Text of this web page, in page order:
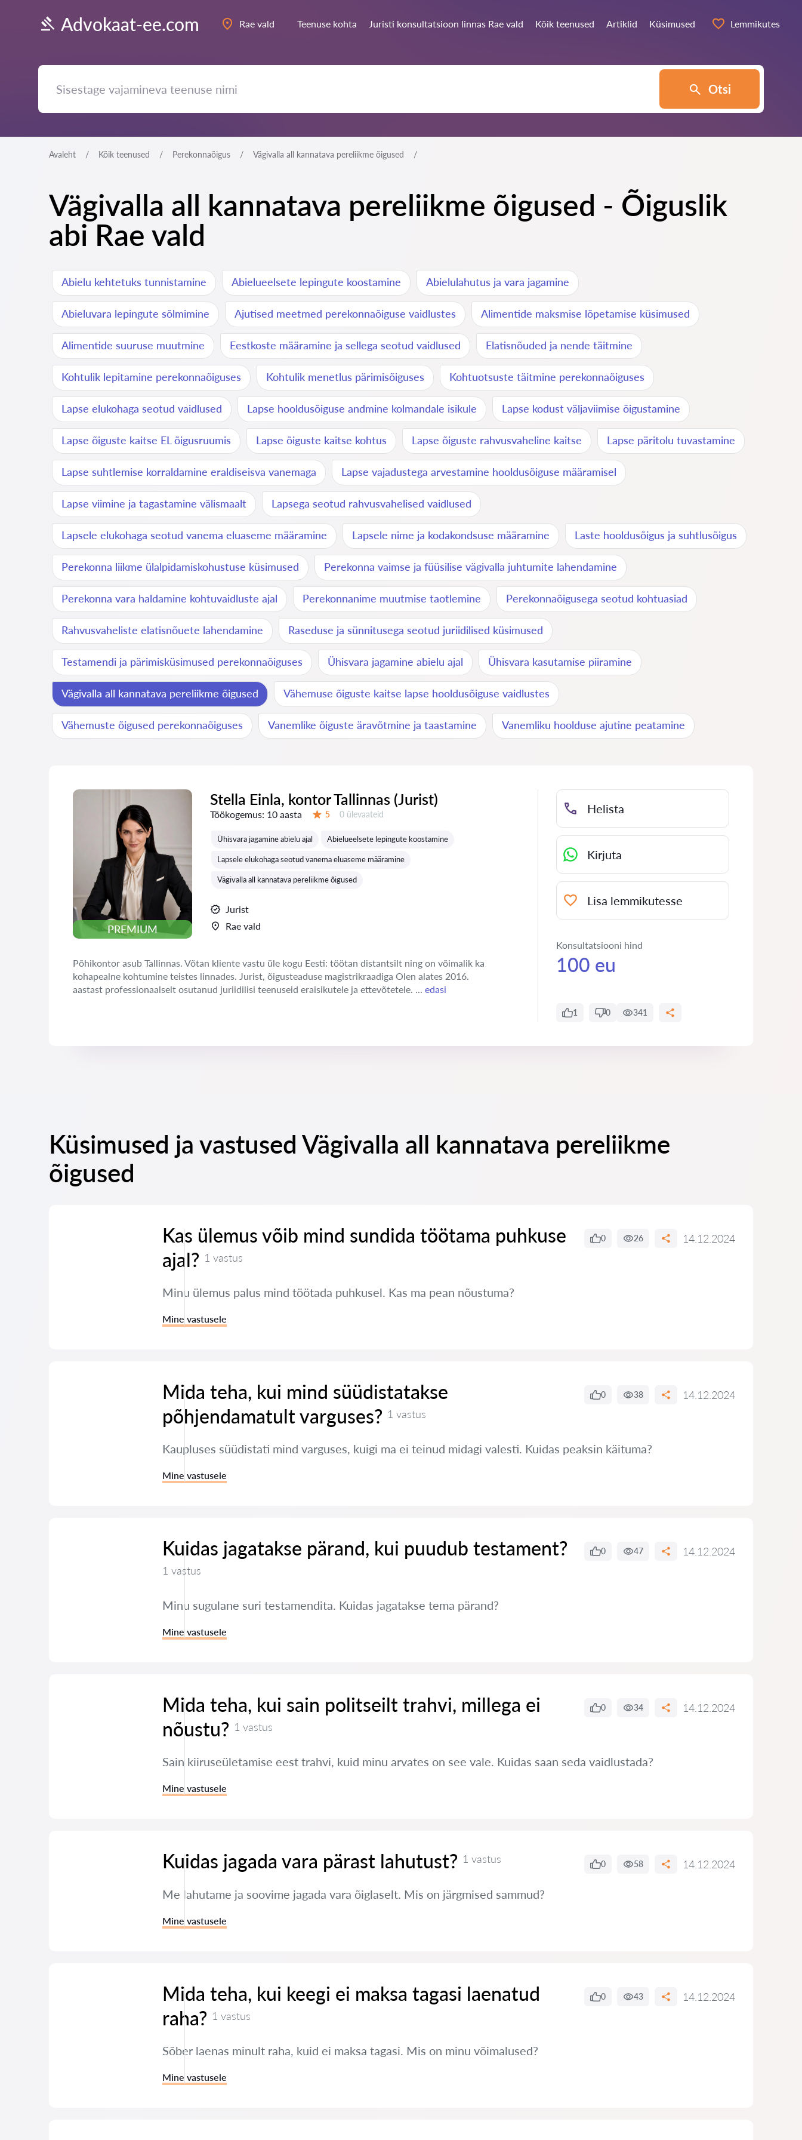
Advokaat-ee.com Rae vald Teenuse kohta Juristi konsultatsioon linnas Rae vald Kõik teenused Artiklid Küsimused Lemmikutes
Otsi
Avaleht Kõik teenused Perekonnaõigus Vägivalla all kannatava pereliikme õigused
Vägivalla all kannatava pereliikme õigused - Õiguslik
abi Rae vald
Abielu kehtetuks tunnistamine Abielueelsete lepingute koostamine Abielulahutus ja vara jagamine
Abieluvara lepingute sõlmimine Ajutised meetmed perekonnaõiguse vaidlustes Alimentide maksmise lõpetamise küsimused
Alimentide suuruse muutmine Eestkoste määramine ja sellega seotud vaidlused Elatisnõuded ja nende täitmine
Kohtulik lepitamine perekonnaõiguses Kohtulik menetlus pärimisõiguses Kohtuotsuste täitmine perekonnaõiguses
Lapse elukohaga seotud vaidlused Lapse hooldusõiguse andmine kolmandale isikule Lapse kodust väljaviimise õigustamine
Lapse õiguste kaitse EL õigusruumis Lapse õiguste kaitse kohtus Lapse õiguste rahvusvaheline kaitse Lapse päritolu tuvastamine
Lapse suhtlemise korraldamine eraldiseisva vanemaga Lapse vajadustega arvestamine hooldusõiguse määramisel
Lapse viimine ja tagastamine välismaalt Lapsega seotud rahvusvahelised vaidlused
Lapsele elukohaga seotud vanema eluaseme määramine Lapsele nime ja kodakondsuse määramine Laste hooldusõigus ja suhtlusõigus
Perekonna liikme ülalpidamiskohustuse küsimused Perekonna vaimse ja füüsilise vägivalla juhtumite lahendamine
Perekonna vara haldamine kohtuvaidluste ajal Perekonnanime muutmise taotlemine Perekonnaõigusega seotud kohtuasiad
Rahvusvaheliste elatisnõuete lahendamine Raseduse ja sünnitusega seotud juriidilised küsimused
Testamendi ja pärimisküsimused perekonnaõiguses Ühisvara jagamine abielu ajal Ühisvara kasutamise piiramine
Vägivalla all kannatava pereliikme õigused Vähemuse õiguste kaitse lapse hooldusõiguse vaidlustes
Vähemuste õigused perekonnaõiguses Vanemlike õiguste äravõtmine ja taastamine Vanemliku hoolduse ajutine peatamine
PREMIUM
Stella Einla, kontor Tallinnas (Jurist)
Töökogemus: 10 aasta 5 Ülevaateid:
0 ülevaateid
Ühisvara jagamine abielu ajal Abielueelsete lepingute koostamine
Lapsele elukohaga seotud vanema eluaseme määramine
Vägivalla all kannatava pereliikme õigused
Jurist
Rae vald
Põhikontor asub Tallinnas. Võtan kliente vastu üle kogu Eesti: töötan distantsilt ning on võimalik ka
kohapealne kohtumine teistes linnades. Jurist, õigusteaduse magistrikraadiga Olen alates 2016.
aastast professionaalselt osutanud juriidilisi teenuseid eraisikutele ja ettevõtetele. ... edasi
Helista
Kirjuta
Lisa lemmikutesse
Konsultatsiooni hind
100 eu
1 0 341
Küsimused ja vastused Vägivalla all kannatava pereliikme
õigused
Kas ülemus võib mind sundida töötama puhkuse
ajal? 1 vastus
0 26 14.12.2024
Minu ülemus palus mind töötada puhkusel. Kas ma pean nõustuma?
Mine vastusele
Mida teha, kui mind süüdistatakse
põhjendamatult varguses? 1 vastus
0 38 14.12.2024
Kaupluses süüdistati mind varguses, kuigi ma ei teinud midagi valesti. Kuidas peaksin käituma?
Mine vastusele
Kuidas jagatakse pärand, kui puudub testament?
1 vastus
0 47 14.12.2024
Minu sugulane suri testamendita. Kuidas jagatakse tema pärand?
Mine vastusele
Mida teha, kui sain politseilt trahvi, millega ei
nõustu? 1 vastus
0 34 14.12.2024
Sain kiiruseületamise eest trahvi, kuid minu arvates on see vale. Kuidas saan seda vaidlustada?
Mine vastusele
Kuidas jagada vara pärast lahutust? 1 vastus 0 58 14.12.2024
Me lahutame ja soovime jagada vara õiglaselt. Mis on järgmised sammud?
Mine vastusele
Mida teha, kui keegi ei maksa tagasi laenatud
raha? 1 vastus
0 43 14.12.2024
Sõber laenas minult raha, kuid ei maksa tagasi. Mis on minu võimalused?
Mine vastusele